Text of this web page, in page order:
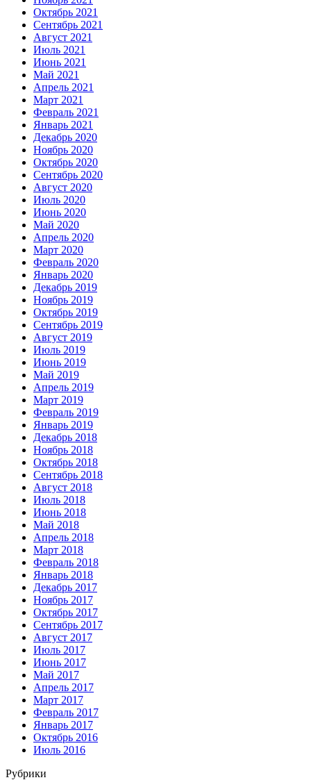
Октябрь 2021
Сентябрь 2021
Август 2021
Июль 2021
Июнь 2021
Май 2021
Апрель 2021
Март 2021
Февраль 2021
Январь 2021
Декабрь 2020
Ноябрь 2020
Октябрь 2020
Сентябрь 2020
Август 2020
Июль 2020
Июнь 2020
Май 2020
Апрель 2020
Март 2020
Февраль 2020
Январь 2020
Декабрь 2019
Ноябрь 2019
Октябрь 2019
Сентябрь 2019
Август 2019
Июль 2019
Июнь 2019
Май 2019
Апрель 2019
Март 2019
Февраль 2019
Январь 2019
Декабрь 2018
Ноябрь 2018
Октябрь 2018
Сентябрь 2018
Август 2018
Июль 2018
Июнь 2018
Май 2018
Апрель 2018
Март 2018
Февраль 2018
Январь 2018
Декабрь 2017
Ноябрь 2017
Октябрь 2017
Сентябрь 2017
Август 2017
Июль 2017
Июнь 2017
Май 2017
Апрель 2017
Март 2017
Февраль 2017
Январь 2017
Октябрь 2016
Июль 2016
Рубрики